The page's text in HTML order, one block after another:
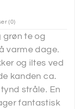
(0)
grøn te og
varme dage.
og iltes ved
kanden ca.
stråle. En
fantastisk